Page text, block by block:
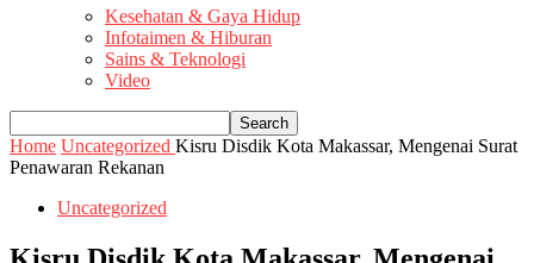
Kesehatan & Gaya Hidup
Infotaimen & Hiburan
Sains & Teknologi
Video
Home Uncategorized Kisru Disdik Kota Makassar, Mengenai Surat
Penawaran Rekanan
Uncategorized